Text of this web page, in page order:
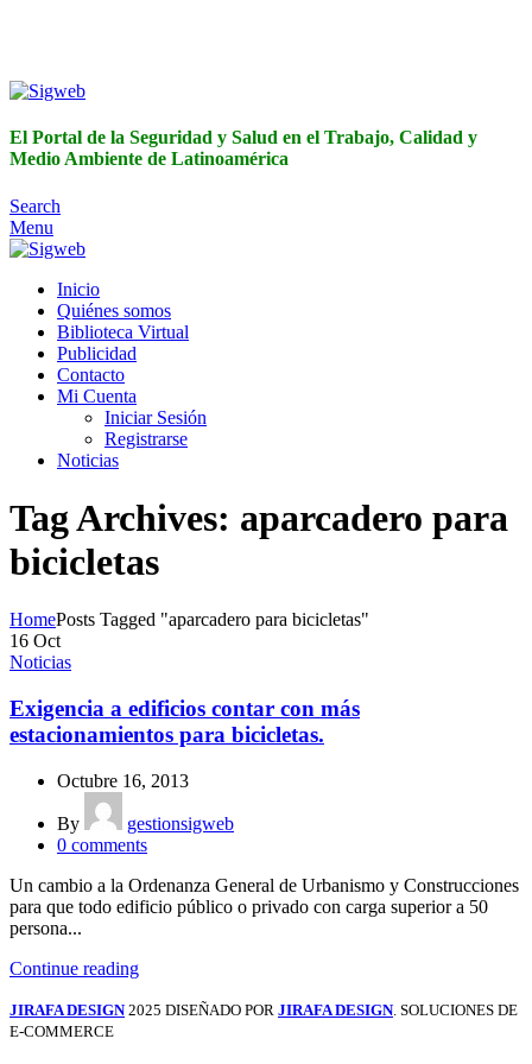
El Portal de la Seguridad y Salud en el Trabajo, Calidad y
Medio Ambiente de Latinoamérica
Search
Menu
Inicio
Quiénes somos
Biblioteca Virtual
Publicidad
Contacto
Mi Cuenta
Iniciar Sesión
Registrarse
Noticias
Tag Archives: aparcadero para
bicicletas
HomePosts Tagged "aparcadero para bicicletas"
16 Oct
Noticias
Exigencia a edificios contar con más
estacionamientos para bicicletas.
Octubre 16, 2013
By
gestionsigweb
0 comments
Un cambio a la Ordenanza General de Urbanismo y Construcciones
para que todo edificio público o privado con carga superior a 50
persona...
Continue reading
JIRAFA DESIGN 2025 DISEÑADO POR JIRAFA DESIGN. SOLUCIONES DE
E-COMMERCE